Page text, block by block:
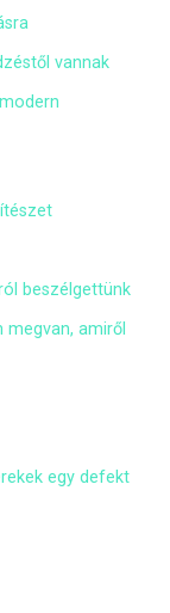
vannak
beszélgettünk
amiről
egy defekt